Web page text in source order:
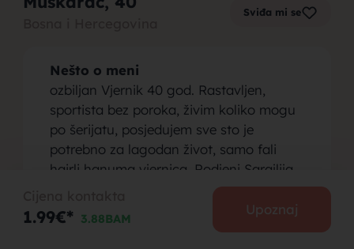
Sviđa mi se
Nešto o meni
ozbiljan Vjernik 40 god. Rastavljen,
sportista bez poroka, živim koliko mogu
po šerijatu, posjedujem sve sto je
potrebno za lagodan život, samo fali
hairli hanuma vjernica. Rodjeni Sarajlija,
zaposlen već dugi niz godina kao
Menadjer prodaje u jednoj firmi.
Bavim se bodybuildingom, streljaštvom,
1.99€* 3.88BAM
Upoznaj
muskarci
za brak,